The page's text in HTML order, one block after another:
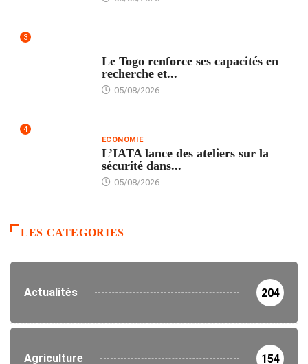
3
Le Togo renforce ses capacités en
recherche et...
05/08/2026
4
ECONOMIE
L’IATA lance des ateliers sur la
sécurité dans...
05/08/2026
LES CATEGORIES
Actualités 204
Agriculture 154